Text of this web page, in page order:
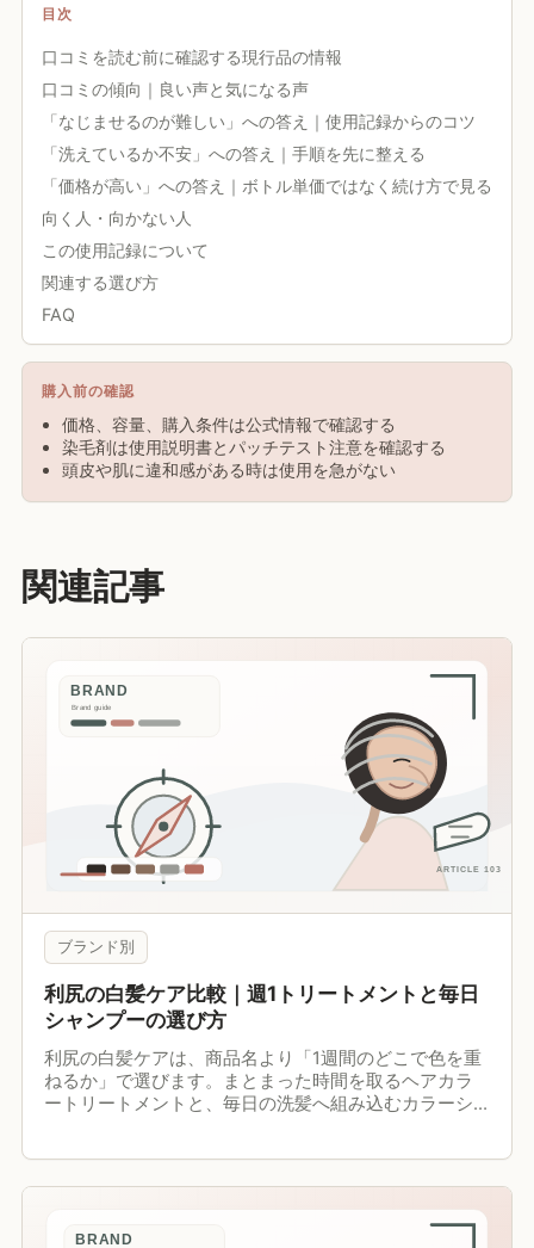
目次
口コミを読む前に確認する現行品の情報
口コミの傾向｜良い声と気になる声
「なじませるのが難しい」への答え｜使用記録からのコツ
「洗えているか不安」への答え｜手順を先に整える
「価格が高い」への答え｜ボトル単価ではなく続け方で見る
向く人・向かない人
この使用記録について
関連する選び方
FAQ
購入前の確認
価格、容量、購入条件は公式情報で確認する
染毛剤は使用説明書とパッチテスト注意を確認する
頭皮や肌に違和感がある時は使用を急がない
関連記事
ブランド別
利尻の白髪ケア比較｜週1トリートメントと毎日
シャンプーの選び方
利尻の白髪ケアは、商品名より「1週間のどこで色を重
ねるか」で選びます。まとまった時間を取るヘアカラ
ートリートメントと、毎日の洗髪へ組み込むカラーシ